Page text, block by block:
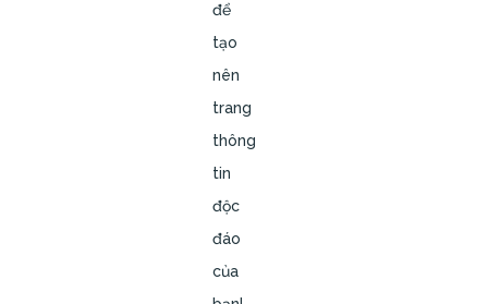
để
tạo
nên
trang
thông
tin
độc
đáo
của